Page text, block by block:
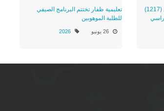
تعليمية ظفار تبدأ إجراءات تعيين (1217)
تعليمية ظفار تختتم البرنامج الصيفي
للطلبة الموهوبين
26 يونيو 2026